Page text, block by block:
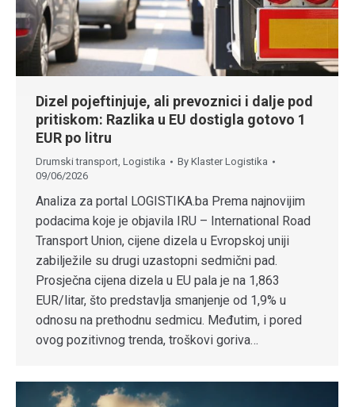
Dizel pojeftinjuje, ali prevoznici i dalje pod
pritiskom: Razlika u EU dostigla gotovo 1
EUR po litru
Drumski transport, Logistika By Klaster Logistika
09/06/2026
Analiza za portal LOGISTIKA.ba Prema najnovijim
podacima koje je objavila IRU – International Road
Transport Union, cijene dizela u Evropskoj uniji
zabilježile su drugi uzastopni sedmični pad.
Prosječna cijena dizela u EU pala je na 1,863
EUR/litar, što predstavlja smanjenje od 1,9% u
odnosu na prethodnu sedmicu. Međutim, i pored
ovog pozitivnog trenda, troškovi goriva…